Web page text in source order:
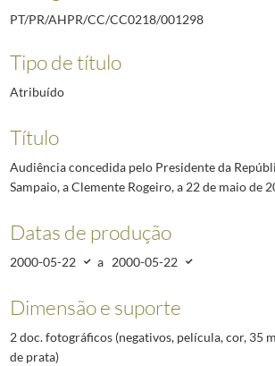
PT/PR/AHPR/CC/CC0218/001298
Tipo de título
Atribuído
Título
Audiência concedida pelo Presidente da
Sampaio, a Clemente Rogeiro, a 22 de maio de
Datas de produção
2000-05-22 a 2000-05-22
Dimensão e suporte
2 doc. fotográficos (negativos, película, cor, 35
de prata)